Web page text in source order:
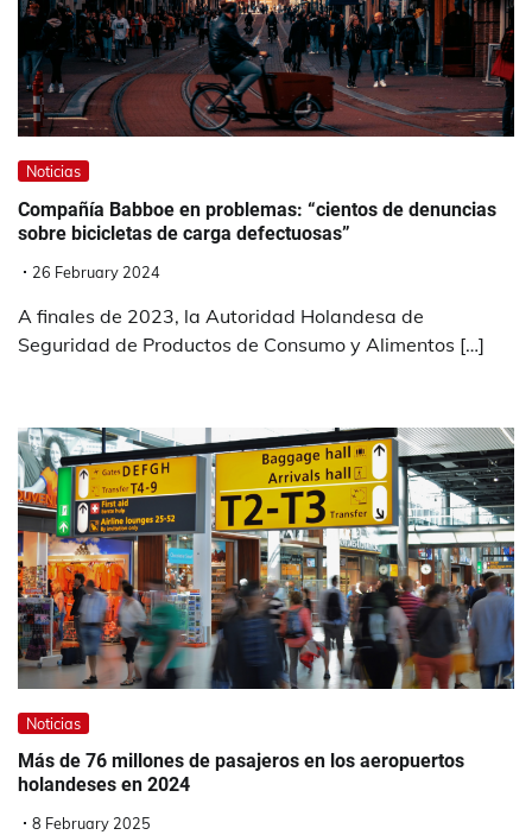
Noticias
Compañía Babboe en problemas: “cientos de denuncias
sobre bicicletas de carga defectuosas”
26 February 2024
A finales de 2023, la Autoridad Holandesa de
Seguridad de Productos de Consumo y Alimentos […]
Noticias
Más de 76 millones de pasajeros en los aeropuertos
holandeses en 2024
8 February 2025